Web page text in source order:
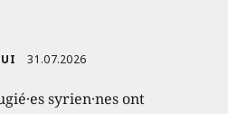
31.07.2026
syrien·nes ont